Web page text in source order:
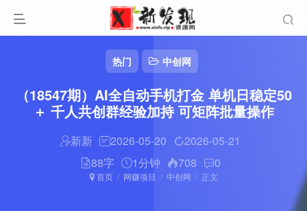
热门 中创网
（18547期）AI全自动手机打金 单机日稳定50
＋ 千人共创群经验加持 可矩阵批量操作
新新 2026-05-20
2026-05-21
88字
1分钟 708 0
首页 网赚项目 中创网 正文